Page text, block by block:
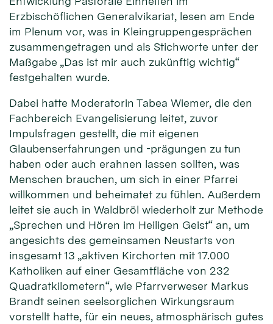
Erzbischöflichen Generalvikariat, lesen am Ende
im Plenum vor, was in Kleingruppengesprächen
zusammengetragen und als Stichworte unter der
Maßgabe „Das ist mir auch zukünftig wichtig“
festgehalten wurde.
Dabei hatte Moderatorin Tabea Wiemer, die den
Fachbereich Evangelisierung leitet, zuvor
Impulsfragen gestellt, die mit eigenen
Glaubenserfahrungen und -prägungen zu tun
haben oder auch erahnen lassen sollten, was
Menschen brauchen, um sich in einer Pfarrei
willkommen und beheimatet zu fühlen. Außerdem
leitet sie auch in Waldbröl wiederholt zur Methode
„Sprechen und Hören im Heiligen Geist“ an, um
angesichts des gemeinsamen Neustarts von
insgesamt 13 „aktiven Kirchorten mit 17.000
Katholiken auf einer Gesamtfläche von 232
Quadratkilometern“, wie Pfarrverweser Markus
Brandt seinen seelsorglichen Wirkungsraum
vorstellt hatte, für ein neues, atmosphärisch gutes